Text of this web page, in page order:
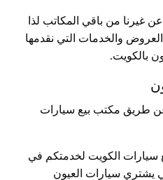
عن غيرنا من باقي المكاتب لذا
والخدمات التي نقدمها
بالكويت.
عن طريق مكتب بيع سيارات
الكويت لخدمتكم في
يشتري سيارات العيون